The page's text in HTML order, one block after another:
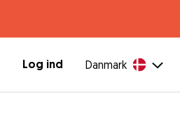
Log ind Danmark